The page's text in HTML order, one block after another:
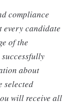
compliance
every candidate
of the
about
selected
will receive all